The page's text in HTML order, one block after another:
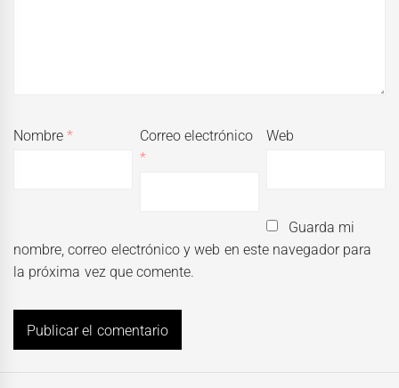
Nombre*
Correo electrónico
*
Web
Guarda mi
nombre, correo electrónico y web en este navegador para
la próxima vez que comente.